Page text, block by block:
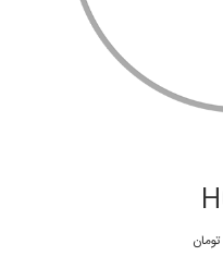
تومان